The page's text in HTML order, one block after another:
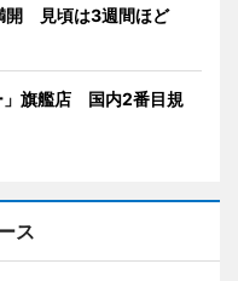
開 見頃は3週間ほど
」旗艦店 国内2番目規
ス